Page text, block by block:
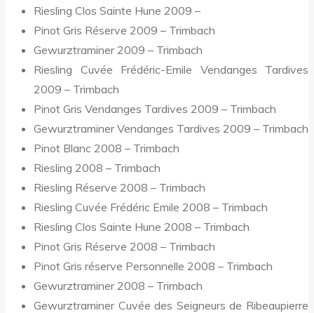
Riesling Clos Sainte Hune 2009 –
Pinot Gris Réserve 2009 – Trimbach
Gewurztraminer 2009 – Trimbach
Riesling Cuvée Frédéric-Emile Vendanges Tardives
2009 – Trimbach
Pinot Gris Vendanges Tardives 2009 – Trimbach
Gewurztraminer Vendanges Tardives 2009 – Trimbach
Pinot Blanc 2008 – Trimbach
Riesling 2008 – Trimbach
Riesling Réserve 2008 – Trimbach
Riesling Cuvée Frédéric Emile 2008 – Trimbach
Riesling Clos Sainte Hune 2008 – Trimbach
Pinot Gris Réserve 2008 – Trimbach
Pinot Gris réserve Personnelle 2008 – Trimbach
Gewurztraminer 2008 – Trimbach
Gewurztraminer Cuvée des Seigneurs de Ribeaupierre